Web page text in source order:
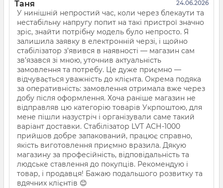
Таня 24.06.2026
У нинішній непростий час, коли через блекаути та
нестабільну напругу попит на такі пристрої значно
зріс, знайти потрібну модель було непросто. Я
залишила заявку в електронній черзі, і щойно
стабілізатор з’явився в наявності — магазин сам
зв’язався зі мною, уточнив актуальність
замовлення та потребу. Це дуже приємно —
відчувається уважність до клієнта. Окрема подяка
за оперативність: замовлення отримала вже через
добу після оформлення. Хоча раніше магазин не
відправляв цю категорію товарів Укрпоштою, для
мене пішли назустріч і організували саме такий
варіант доставки. Стабілізатор LVT АСН-1000
прийшов добре запакований, працює справно,
якість виготовлення приємно вразила. Дякую
магазину за професійність, відповідальність та
людське ставлення до покупців. Рекомендую і
товар, і продавця! Бажаю подальшого розвитку та
вдячних клієнтів 😊